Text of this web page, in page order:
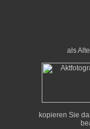
als
kopieren Sie